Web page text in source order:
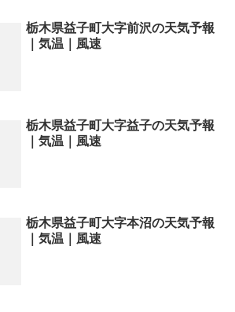
栃木県益子町大字前沢の天気予報
｜気温｜風速
栃木県益子町大字益子の天気予報
｜気温｜風速
栃木県益子町大字本沼の天気予報
｜気温｜風速